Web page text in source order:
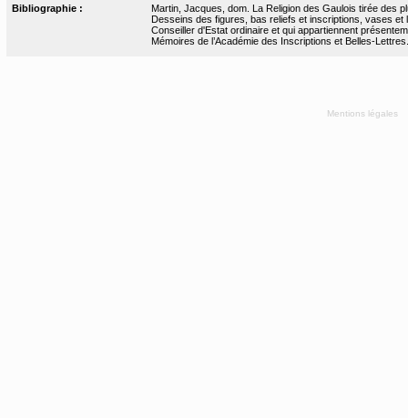
Bibliographie :
Martin, Jacques, dom. La Religion des Gaulois tirée des
Desseins des figures, bas reliefs et inscriptions, vases
Conseiller d'Estat ordinaire et qui appartiennent
Mémoires de l’Académie des Inscriptions et Belles-
Mentions légales